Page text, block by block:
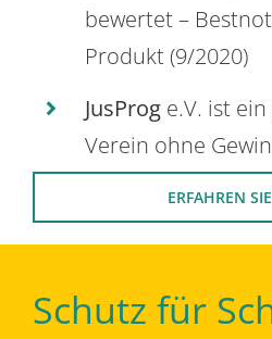
bewertet –
Produkt (9/2020)
JusProg e.V. ist
Verein ohne
ERFAHREN
Schutz für